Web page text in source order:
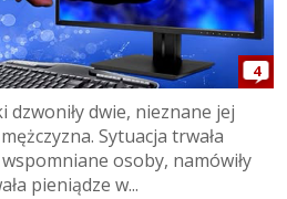
4
dzwoniły dwie, nieznane jej
Sytuacja trwała
osoby, namówiły
pieniądze w...